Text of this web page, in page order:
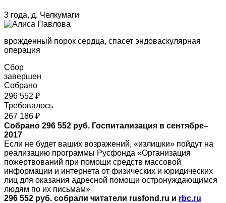
3 года, д. Челкумаги
врожденный порок сердца, спасет эндоваскулярная
операция
Сбор
завершен
Собрано
296 552 ₽
Требовалось
267 186 ₽
Собрано 296 552 руб. Госпитализация в сентябре–
2017
Если не будет ваших возражений, «излишки» пойдут на
реализацию программы Русфонда «Организация
пожертвований при помощи средств массовой
информации и интернета от физических и юридических
лиц для оказания адресной помощи остронуждающимся
людям по их письмам»
296 552 руб. собрали читатели rusfond.ru и rbс.ru